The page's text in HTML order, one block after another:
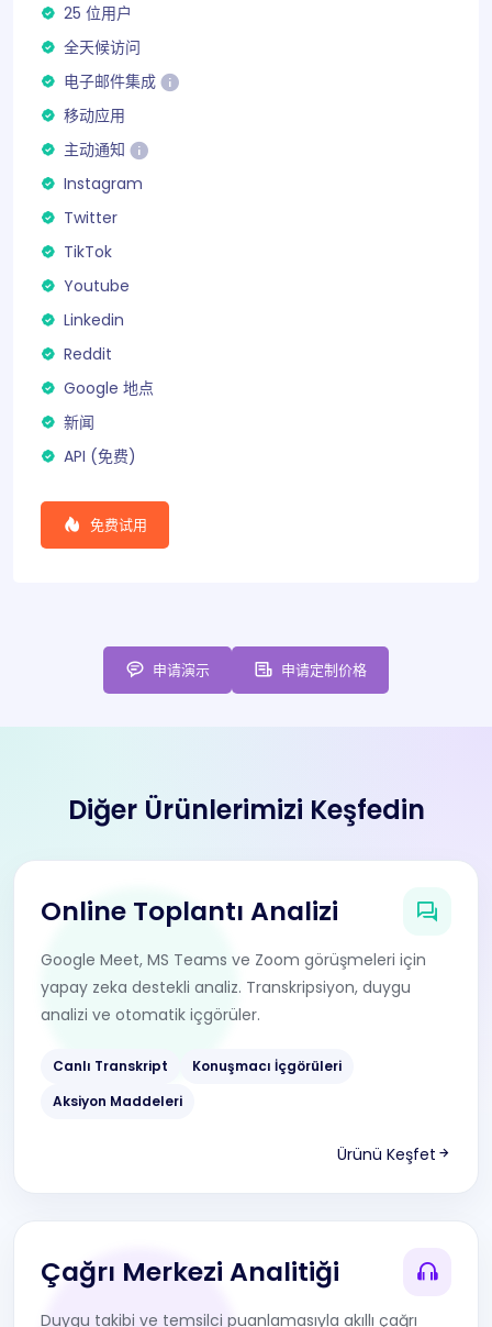
25 位用户
全天候访问
电子邮件集成
移动应用
主动通知
Instagram
Twitter
TikTok
Youtube
Linkedin
Reddit
Google 地点
新闻
API (免费)
免费试用
申请演示 申请定制价格
Diğer Ürünlerimizi Keşfedin
Online Toplantı Analizi
Google Meet, MS Teams ve Zoom görüşmeleri için
yapay zeka destekli analiz. Transkripsiyon, duygu
analizi ve otomatik içgörüler.
Canlı Transkript
Konuşmacı İçgörüleri
Aksiyon Maddeleri
Ürünü Keşfet
Çağrı Merkezi Analitiği
Duygu takibi ve temsilci puanlamasıyla akıllı çağrı